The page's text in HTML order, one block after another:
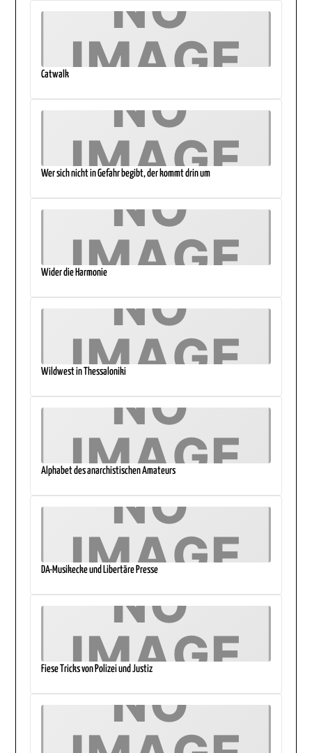
Catwalk
Wer sich nicht in Gefahr begibt, der kommt drin um
Wider die Harmonie
Wildwest in Thessaloniki
Alphabet des anarchistischen Amateurs
DA-Musikecke und Libertäre Presse
Fiese Tricks von Polizei und Justiz